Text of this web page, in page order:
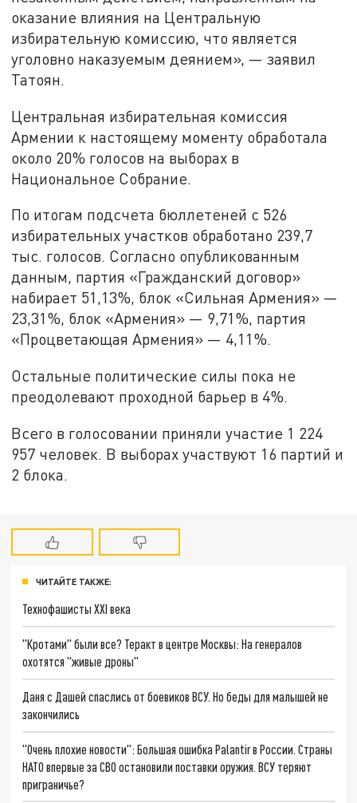
оказание влияния на Центральную
избирательную комиссию, что является
уголовно наказуемым деянием», — заявил
Татоян.
Центральная избирательная комиссия
Армении к настоящему моменту обработала
около 20% голосов на выборах в
Национальное Собрание.
По итогам подсчета бюллетеней с 526
избирательных участков обработано 239,7
тыс. голосов. Согласно опубликованным
данным, партия «Гражданский договор»
набирает 51,13%, блок «Сильная Армения» —
23,31%, блок «Армения» — 9,71%, партия
«Процветающая Армения» — 4,11%.
Остальные политические силы пока не
преодолевают проходной барьер в 4%.
Всего в голосовании приняли участие 1 224
957 человек. В выборах участвуют 16 партий и
2 блока.
ЧИТАЙТЕ ТАКЖЕ:
Технофашисты XXI века
"Кротами" были все? Теракт в центре Москвы: На генералов
охотятся "живые дроны"
Даня с Дашей спаслись от боевиков ВСУ. Но беды для малышей не
закончились
"Очень плохие новости": Большая ошибка Palantir в России. Страны
НАТО впервые за СВО остановили поставки оружия. ВСУ теряют
приграничье?